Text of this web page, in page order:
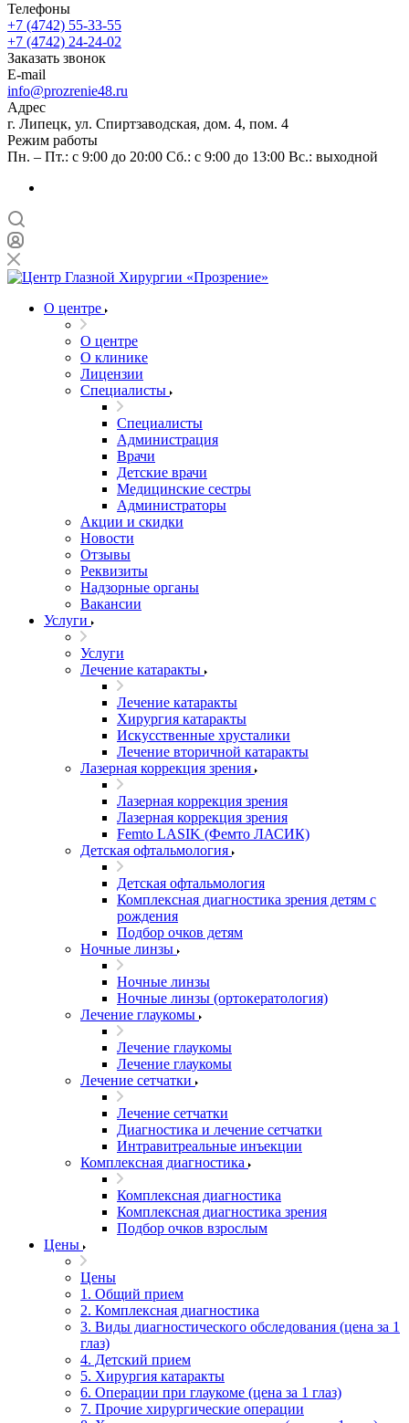
Телефоны
+7 (4742) 55-33-55
+7 (4742) 24-24-02
Заказать звонок
E-mail
info@prozrenie48.ru
Адрес
г. Липецк, ул. Спиртзаводская, дом. 4, пом. 4
Режим работы
Пн. – Пт.: с 9:00 до 20:00 Сб.: с 9:00 до 13:00 Вс.: выходной
О центре
О центре
О клинике
Лицензии
Специалисты
Специалисты
Администрация
Врачи
Детские врачи
Медицинские сестры
Администраторы
Акции и скидки
Новости
Отзывы
Реквизиты
Надзорные органы
Вакансии
Услуги
Услуги
Лечение катаракты
Лечение катаракты
Хирургия катаракты
Искусственные хрусталики
Лечение вторичной катаракты
Лазерная коррекция зрения
Лазерная коррекция зрения
Лазерная коррекция зрения
Femto LASIK (Фемто ЛАСИК)
Детская офтальмология
Детская офтальмология
Комплексная диагностика зрения детям c
рождения
Подбор очков детям
Ночные линзы
Ночные линзы
Ночные линзы (ортокератология)
Лечение глаукомы
Лечение глаукомы
Лечение глаукомы
Лечение сетчатки
Лечение сетчатки
Диагностика и лечение сетчатки
Интравитреальные инъекции
Комплексная диагностика
Комплексная диагностика
Комплексная диагностика зрения
Подбор очков взрослым
Цены
Цены
1. Общий прием
2. Комплексная диагностика
3. Виды диагностического обследования (цена за 1
глаз)
4. Детский прием
5. Хирургия катаракты
6. Операции при глаукоме (цена за 1 глаз)
7. Прочие хирургические операции